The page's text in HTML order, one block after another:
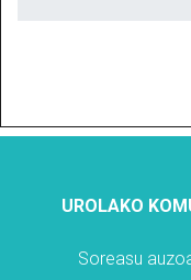
UROLAKO
Soreasu